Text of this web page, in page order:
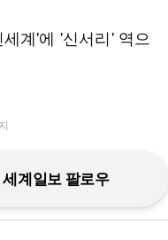
계'에 '신서리' 역으
세계일보 팔로우